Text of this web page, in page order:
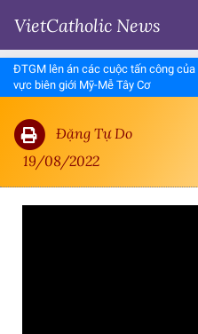
VietCatholic News
ĐTGM lên án các cuộc tấn công
vực biên giới Mỹ-Mễ Tây Cơ
Đặng Tự Do
19/08/2022